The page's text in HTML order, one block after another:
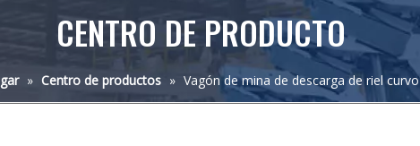
CENTRO DE PRODUCTO
» Centro de productos » Vagón de mina de descarga de riel curvo